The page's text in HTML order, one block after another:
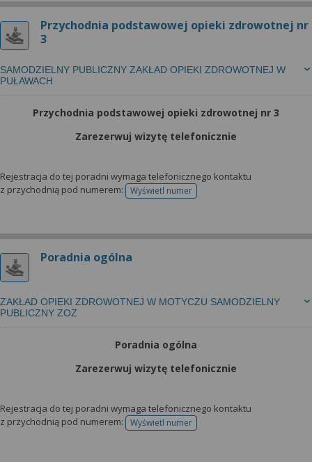
Przychodnia podstawowej opieki zdrowotnej nr
3
SAMODZIELNY PUBLICZNY ZAKŁAD OPIEKI ZDROWOTNEJ W
PUŁAWACH
Przychodnia podstawowej opieki zdrowotnej nr 3
Zarezerwuj wizytę telefonicznie
Rejestracja do tej poradni wymaga telefonicznego kontaktu
z przychodnią pod numerem:
Wyświetl numertelefonu do rejestracji
Poradnia ogólna
ZAKŁAD OPIEKI ZDROWOTNEJ W MOTYCZU SAMODZIELNY
PUBLICZNY ZOZ
Poradnia ogólna
Zarezerwuj wizytę telefonicznie
Rejestracja do tej poradni wymaga telefonicznego kontaktu
z przychodnią pod numerem:
Wyświetl numertelefonu do rejestracji